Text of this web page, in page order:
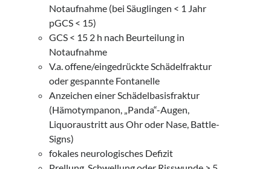
Notaufnahme (bei Säuglingen < 1 Jahr
pGCS < 15)
GCS < 15 2 h nach Beurteilung in
Notaufnahme
V.a. offene/eingedrückte Schädelfraktur
oder gespannte Fontanelle
Anzeichen einer Schädelbasisfraktur
(Hämotympanon, „Panda“-Augen,
Liquoraustritt aus Ohr oder Nase, Battle-
Signs)
fokales neurologisches Defizit